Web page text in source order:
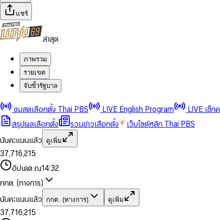
แชร์
ล่าสุด
ภาพรวม
รายเขต
จับขั้วรัฐบาล
ชมสดเลือกตั้ง Thai PBS LIVE English Program
LIVE เช็ก
สรุปผลเลือกตั้ง
รวมข่าวเลือกตั้ง
เว็บไซต์หลัก Thai PBS
นับคะแนนแล้ว
ดูเพิ่ม
0
1
2
3
4
5
6
8
9
2
3
4
5
6
7
8
9
,
0
2
4
6
7
8
9
0
1
2
3
4
5
6
7
8
1
3
5
6
7
8
9
,
1
2
4
5
7
8
9
0
1
3
4
6
7
8
0
2
3
4
5
7
8
อัปเดต ณ14:32
กกต. (ทางการ)
นับคะแนนแล้ว
กกต. (ทางการ) ดูเพิ่ม
0
1
2
3
0
1
2
4
5
6
7,
0
1
2
4
6
7
0
1
0
1
3
5
6,
1
2
0
1
0
2
3
4
5